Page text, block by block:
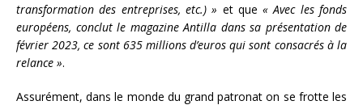
transformation des entreprises, etc.) » et que« Avec les fonds
européens, conclut le magazine Antilla dans sa présentation de
février 2023, ce sont 635 millions d’euros qui sont consacrés à la
relance ».
Assurément, dans le monde du grand patronat on se frotte les